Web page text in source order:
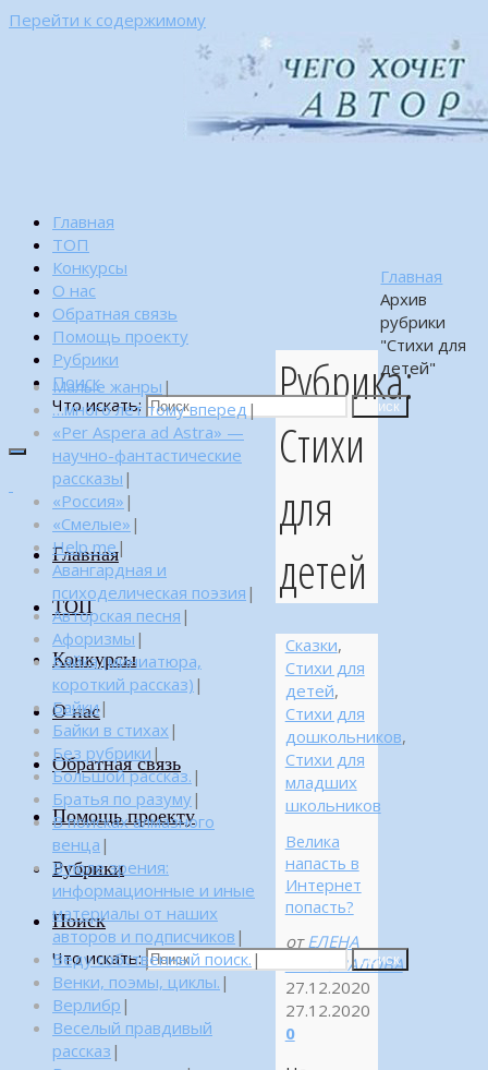
Перейти к содержимому
Главная
ТОП
Конкурсы
О нас
Обратная связь
Помощь проекту
Рубрики
Поиск
Что искать:
Поиск
Главная
ТОП
Конкурсы
О нас
Обратная связь
Помощь проекту
Рубрики
Поиск
Что искать: Поиск
Главная
Архив
рубрики
"Стихи для
детей"
Рубрика:
Стихи
для
детей
Сказки,
Стихи для
детей,
Стихи для
дошкольников,
Стихи для
младших
школьников
Велика
напасть в
Интернет
попасть?
от ЕЛЕНА
ШАПОВАЛОВА
27.12.2020
27.12.2020
0
Малые жанры |
…много лет тому вперед |
«Per Aspera ad Astra» —
научно-фантастические
рассказы |
«Россия» |
«Смелые» |
Help me|
Авангардная и
психоделическая поэзия |
Авторская песня |
Афоризмы |
Байка (миниатюра,
короткий рассказ) |
Байки|
Байки в стихах |
Без рубрики |
Большой рассказ. |
Братья по разуму|
В поисках алмазного
венца |
В поле зрения:
информационные и иные
материалы от наших
авторов и подписчиков |
Веду собственный поиск. |
Венки, поэмы, циклы. |
Верлибр |
Веселый правдивый
рассказ |